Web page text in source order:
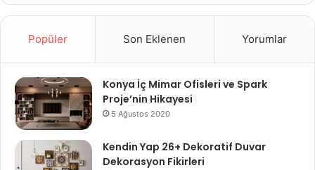
Popüler Son Eklenen Yorumlar
Konya İç Mimar Ofisleri ve Spark
Proje’nin Hikayesi
5 Ağustos 2020
Kendin Yap 26+ Dekoratif Duvar
Dekorasyon Fikirleri